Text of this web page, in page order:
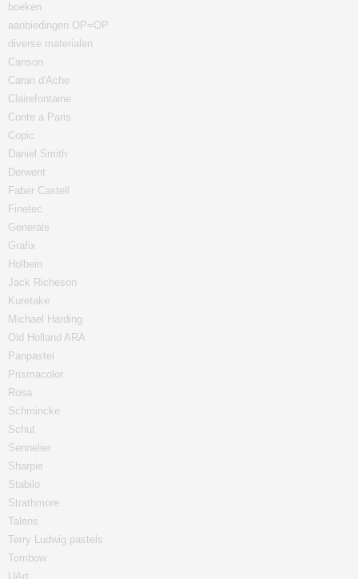
boeken
aanbiedingen OP=OP
diverse materialen
Canson
Caran d'Ache
Clairefontaine
Conte a Paris
Copic
Daniel Smith
Derwent
Faber Castell
Finetec
Generals
Grafix
Holbein
Jack Richeson
Kuretake
Michael Harding
Old Holland ARA
Panpastel
Prismacolor
Rosa
Schmincke
Schut
Sennelier
Sharpie
Stabilo
Strathmore
Talens
Terry Ludwig pastels
Tombow
UArt